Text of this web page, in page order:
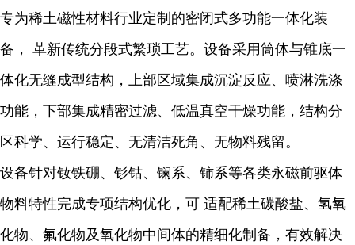
专为稀土磁性材料行业定制的密闭式多功能一体化装
备， 革新传统分段式繁琐工艺。设备采用筒体与锥底一
体化无缝成型结构，上部区域集成沉淀反应、喷淋洗涤
功能，下部集成精密过滤、低温真空干燥功能，结构分
区科学、运行稳定、无清洁死角、无物料残留。
设备针对钕铁硼、钐钴、镧系、铈系等各类永磁前驱体
物料特性完成专项结构优化，可 适配稀土碳酸盐、氢氧
化物、氟化物及氧化物中间体的精细化制备，有效解决